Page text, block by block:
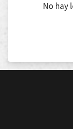
No hay